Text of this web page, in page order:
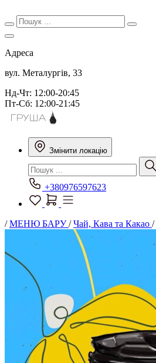
Адреса
вул. Металургів, 33
Нд-Чт: 12:00-20:45
Пт-Сб: 12:00-21:45
Змінити локацію
+380976597623
/МЕНЮ БАРУ/Чай, Кава та Какао /